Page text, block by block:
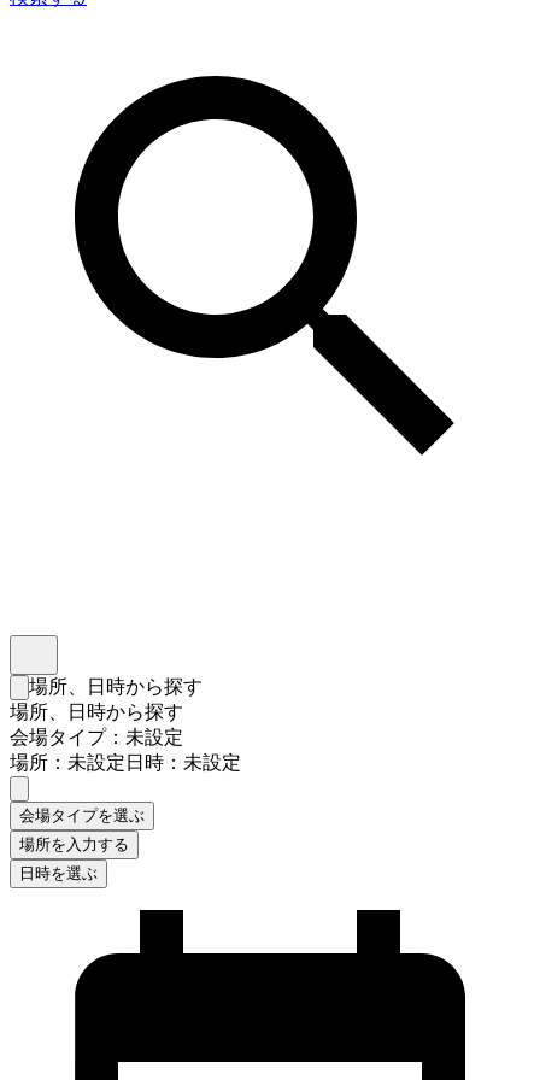
検索フォームを閉じる
場所、日時から探す
場所、日時から探す
会場タイプ：未設定
場所：未設定日時：未設定
会場タイプを選ぶ
場所を入力する
日時を選ぶ